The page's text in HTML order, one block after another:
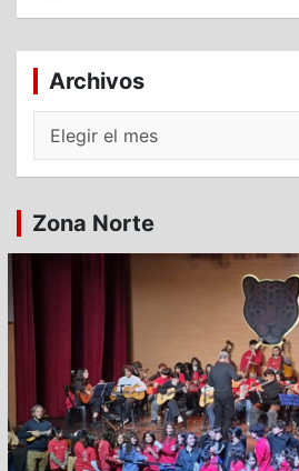
Archivos
Archivos
Zona Norte